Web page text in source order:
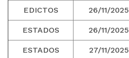
EDICTOS 26/11/2025
ESTADOS 26/11/2025
ESTADOS 27/11/2025